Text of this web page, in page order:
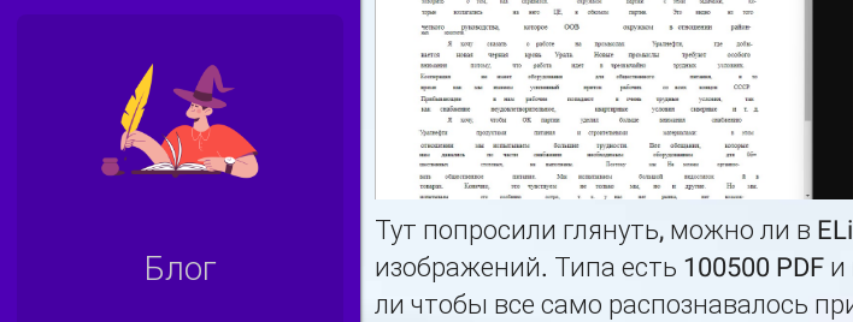
Блог
Тут попросили глянуть, можно ли в
изображений. Типа есть 100500 PDF
ли чтобы все само распознавалось